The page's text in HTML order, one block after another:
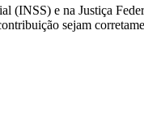
(INSS) e na Justiça
sejam